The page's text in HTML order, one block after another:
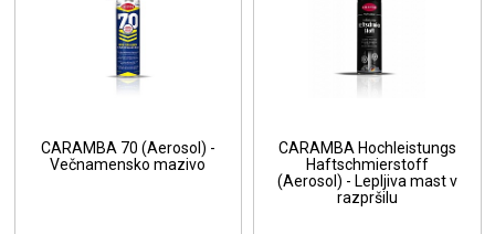
CARAMBA 70 (Aerosol) -
Večnamensko mazivo
CARAMBA Hochleistungs
Haftschmierstoff
(Aerosol) - Lepljiva mast v
razpršilu